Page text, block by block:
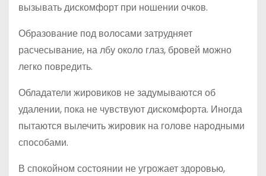
вызывать дискомфорт при ношении очков.
Образование под волосами затрудняет
расчесывание, на лбу около глаз, бровей можно
легко повредить.
Обладатели жировиков не задумываются об
удалении, пока не чувствуют дискомфорта. Иногда
пытаются вылечить жировик на голове народными
способами.
В спокойном состоянии не угрожает здоровью,